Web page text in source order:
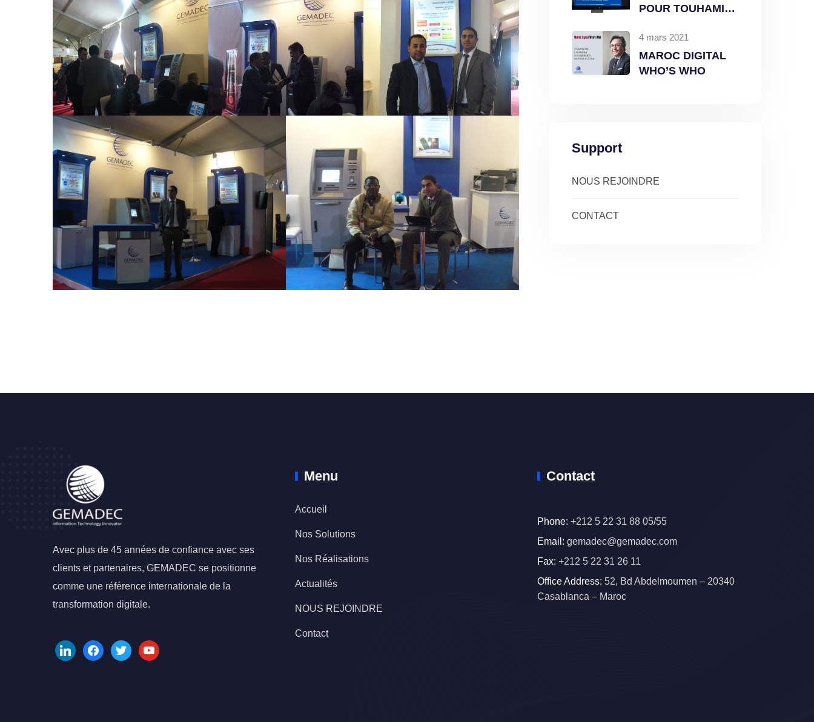
POUR TOUHAMI
PRÉSIDENCE DU
DMAB
4 mars 2021
MAROC DIGITAL
WHO’S WHO
Support
NOUS REJOINDRE
CONTACT
Avec plus de 45 années de confiance avec ses
clients et partenaires, GEMADEC se positionne
comme une référence internationale de la
transformation digitale.
Menu
Accueil
Nos Solutions
Nos Réalisations
Actualités
NOUS REJOINDRE
Contact
Contact
Phone: +212 5 22 31 88 05/55
Email: gemadec@gemadec.com
Fax: +212 5 22 31 26 11
Office Address: 52, Bd Abdelmoumen – 20340
Casablanca – Maroc